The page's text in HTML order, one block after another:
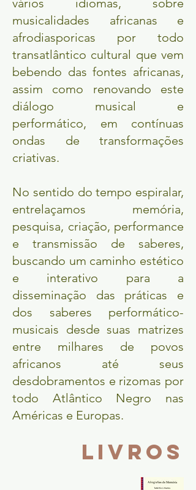
vários idiomas, sobre
musicalidades africanas e
afrodiasporicas por todo
transatlântico cultural que vem
bebendo das fontes africanas,
assim como renovando este
diálogo musical e
performático, em contínuas
ondas de transformações
criativas.
No sentido do tempo espiralar,
entrelaçamos memória,
pesquisa, criação, performance
e transmissão de saberes,
buscando um caminho estético
e interativo para a
disseminação das práticas e
dos saberes performático-
musicais desde suas matrizes
entre milhares de povos
africanos até seus
desdobramentos e rizomas por
todo Atlântico Negro nas
Américas e Europas.
livros